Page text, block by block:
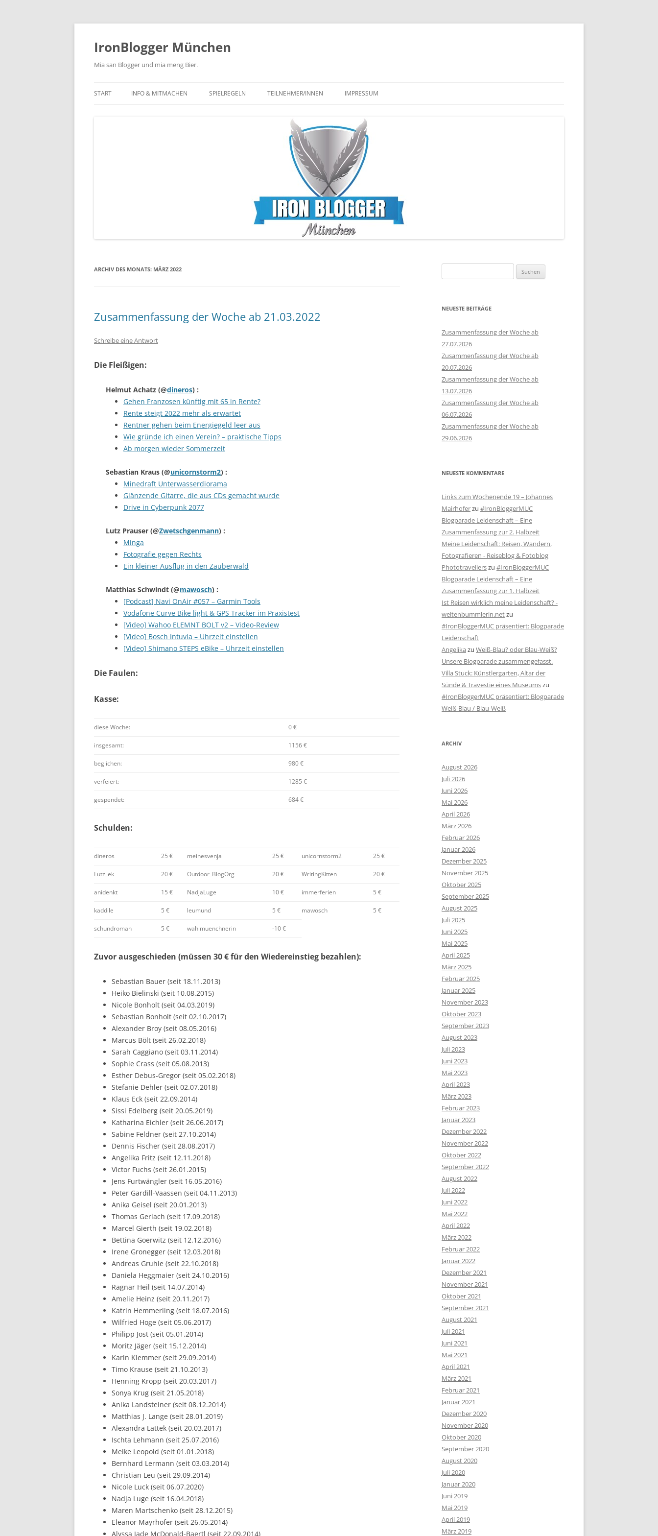
Zum
IronBlogger München
Mia san Blogger und mia meng Bier.
START INFO & MITMACHEN SPIELREGELN TEILNEHMER/INNEN IMPRESSUM
ARCHIV DES MONATS: MÄRZ 2022
Zusammenfassung der Woche ab 21.03.2022
Schreibe eine Antwort
Die Fleißigen:
Helmut Achatz (@dineros) :
Gehen Franzosen künftig mit 65 in Rente?
Rente steigt 2022 mehr als erwartet
Rentner gehen beim Energiegeld leer aus
Wie gründe ich einen Verein? – praktische Tipps
Ab morgen wieder Sommerzeit
Sebastian Kraus (@unicornstorm2) :
Minedraft Unterwasserdiorama
Glänzende Gitarre, die aus CDs gemacht wurde
Drive in Cyberpunk 2077
Lutz Prauser (@Zwetschgenmann) :
Minga
Fotografie gegen Rechts
Ein kleiner Ausflug in den Zauberwald
Matthias Schwindt (@mawosch) :
[Podcast] Navi OnAir #057 – Garmin Tools
Vodafone Curve Bike light & GPS Tracker im Praxistest
[Video] Wahoo ELEMNT BOLT v2 – Video-Review
[Video] Bosch Intuvia – Uhrzeit einstellen
[Video] Shimano STEPS eBike – Uhrzeit einstellen
Die Faulen:
Kasse:
diese Woche: 0 €
insgesamt: 1156 €
beglichen: 980 €
verfeiert: 1285 €
gespendet: 684 €
Schulden:
dineros 25 € meinesvenja 25 € unicornstorm2 25 €
Lutz_ek 20 € Outdoor_BlogOrg 20 € WritingKitten 20 €
anidenkt 15 € NadjaLuge 10 € immerferien 5 €
kaddile 5 € leumund 5 € mawosch 5 €
schundroman 5 € wahlmuenchnerin -10 €
Zuvor ausgeschieden (müssen 30 € für den Wiedereinstieg bezahlen):
Sebastian Bauer (seit 18.11.2013)
Heiko Bielinski (seit 10.08.2015)
Nicole Bonholt (seit 04.03.2019)
Sebastian Bonholt (seit 02.10.2017)
Alexander Broy (seit 08.05.2016)
Marcus Bölt (seit 26.02.2018)
Sarah Caggiano (seit 03.11.2014)
Sophie Crass (seit 05.08.2013)
Esther Debus-Gregor (seit 05.02.2018)
Stefanie Dehler (seit 02.07.2018)
Klaus Eck (seit 22.09.2014)
Sissi Edelberg (seit 20.05.2019)
Katharina Eichler (seit 26.06.2017)
Sabine Feldner (seit 27.10.2014)
Dennis Fischer (seit 28.08.2017)
Angelika Fritz (seit 12.11.2018)
Victor Fuchs (seit 26.01.2015)
Jens Furtwängler (seit 16.05.2016)
Peter Gardill-Vaassen (seit 04.11.2013)
Anika Geisel (seit 20.01.2013)
Thomas Gerlach (seit 17.09.2018)
Marcel Gierth (seit 19.02.2018)
Bettina Goerwitz (seit 12.12.2016)
Irene Gronegger (seit 12.03.2018)
Andreas Gruhle (seit 22.10.2018)
Daniela Heggmaier (seit 24.10.2016)
Ragnar Heil (seit 14.07.2014)
Amelie Heinz (seit 20.11.2017)
Katrin Hemmerling (seit 18.07.2016)
Wilfried Hoge (seit 05.06.2017)
Philipp Jost (seit 05.01.2014)
Moritz Jäger (seit 15.12.2014)
Karin Klemmer (seit 29.09.2014)
Timo Krause (seit 21.10.2013)
Henning Kropp (seit 20.03.2017)
Sonya Krug (seit 21.05.2018)
Anika Landsteiner (seit 08.12.2014)
Matthias J. Lange (seit 28.01.2019)
Alexandra Lattek (seit 20.03.2017)
Ischta Lehmann (seit 25.07.2016)
Meike Leopold (seit 01.01.2018)
Bernhard Lermann (seit 03.03.2014)
Christian Leu (seit 29.09.2014)
Nicole Luck (seit 06.07.2020)
Nadja Luge (seit 16.04.2018)
Maren Martschenko (seit 28.12.2015)
Eleanor Mayrhofer (seit 26.05.2014)
Alyssa Jade McDonald-Baertl (seit 22.09.2014)
nach:
NEUESTE BEITRÄGE
Zusammenfassung der Woche ab
27.07.2026
Zusammenfassung der Woche ab
20.07.2026
Zusammenfassung der Woche ab
13.07.2026
Zusammenfassung der Woche ab
06.07.2026
Zusammenfassung der Woche ab
29.06.2026
NEUESTE KOMMENTARE
Links zum Wochenende 19 – Johannes
Mairhoferzu #IronBloggerMUC
Blogparade Leidenschaft – Eine
Zusammenfassung zur 2. Halbzeit
Meine Leidenschaft: Reisen, Wandern,
Fotografieren - Reiseblog & Fotoblog
Phototravellerszu #IronBloggerMUC
Blogparade Leidenschaft – Eine
Zusammenfassung zur 1. Halbzeit
Ist Reisen wirklich meine Leidenschaft? -
weltenbummlerin.netzu
#IronBloggerMUC präsentiert: Blogparade
Leidenschaft
Angelika zu Weiß-Blau? oder Blau-Weiß?
Unsere Blogparade zusammengefasst.
Villa Stuck: Künstlergarten, Altar der
Sünde & Travestie eines Museumszu
#IronBloggerMUC präsentiert: Blogparade
Weiß-Blau / Blau-Weiß
ARCHIV
August 2026
Juli 2026
Juni 2026
Mai 2026
April 2026
März 2026
Februar 2026
Januar 2026
Dezember 2025
November 2025
Oktober 2025
September 2025
August 2025
Juli 2025
Juni 2025
Mai 2025
April 2025
März 2025
Februar 2025
Januar 2025
November 2023
Oktober 2023
September 2023
August 2023
Juli 2023
Juni 2023
Mai 2023
April 2023
März 2023
Februar 2023
Januar 2023
Dezember 2022
November 2022
Oktober 2022
September 2022
August 2022
Juli 2022
Juni 2022
Mai 2022
April 2022
März 2022
Februar 2022
Januar 2022
Dezember 2021
November 2021
Oktober 2021
September 2021
August 2021
Juli 2021
Juni 2021
Mai 2021
April 2021
März 2021
Februar 2021
Januar 2021
Dezember 2020
November 2020
Oktober 2020
September 2020
August 2020
Juli 2020
Januar 2020
Juni 2019
Mai 2019
April 2019
März 2019